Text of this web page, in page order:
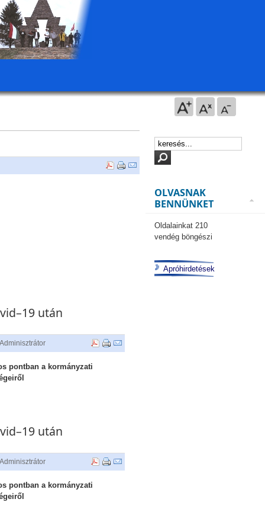
után
Adminisztrátor
pontban a kormányzati
után
Adminisztrátor
pontban a kormányzati
OLVASNAK
BENNÜNKET
Oldalainkat 210
vendég böngészi
Apróhirdetések